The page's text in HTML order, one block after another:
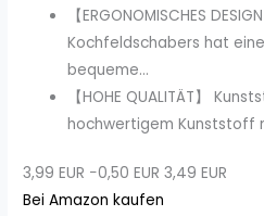
【ERGONOMISCHES
Kochfeldschabers hat
bequeme...
【HOHE QUALITÄT】
hochwertigem Kunststoff
3,99 EUR −0,50 EUR 3,49 EUR
Bei Amazon kaufen